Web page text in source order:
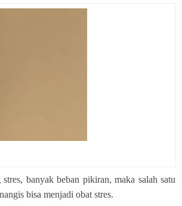
banyak beban pikiran, maka salah satu
bisa menjadi obat stres.